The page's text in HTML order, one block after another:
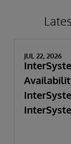
JUL 22, 2026